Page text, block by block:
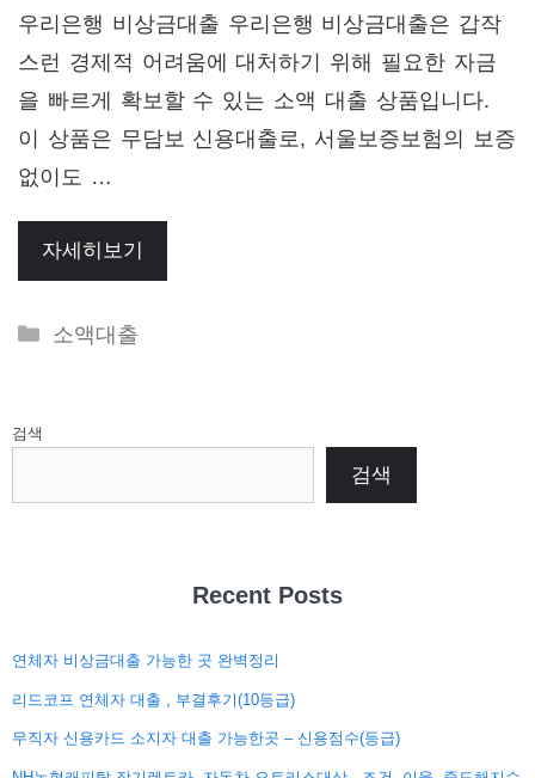
우리은행 비상금대출 우리은행 비상금대출은 갑작
스런 경제적 어려움에 대처하기 위해 필요한 자금
을 빠르게 확보할 수 있는 소액 대출 상품입니다.
이 상품은 무담보 신용대출로, 서울보증보험의 보증
없이도 …
자세히보기
Categories
소액대출
검색
검색
Recent Posts
연체자 비상금대출 가능한 곳 완벽정리
리드코프 연체자 대출 , 부결후기(10등급)
무직자 신용카드 소지자 대출 가능한곳 – 신용점수(등급)